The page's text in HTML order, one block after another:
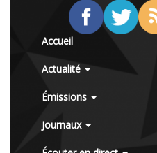
Accueil
Actualité
Émissions
Journaux